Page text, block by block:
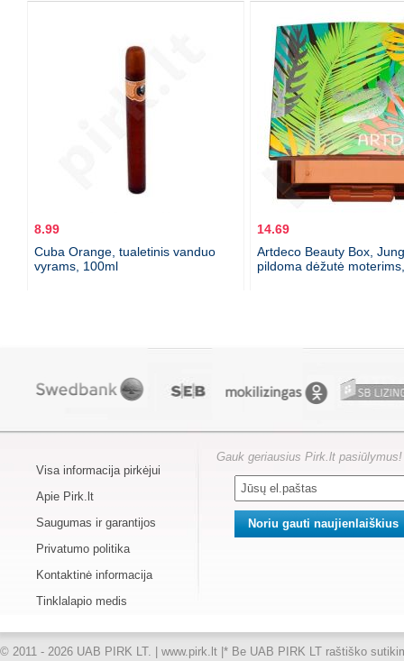
8.99
Cuba Orange, tualetinis vanduo
vyrams, 100ml
14.69
Artdeco Beauty Box,
pildoma dėžutė
Visa informacija pirkėjui
Apie Pirk.lt
Saugumas ir garantijos
Privatumo politika
Kontaktinė informacija
Tinklalapio medis
Gauk geriausius Pirk.lt pasiūlymus!
© 2011 - 2026 UAB PIRK LT. | www.pirk.lt | * Be UAB PIRK LT raštiško